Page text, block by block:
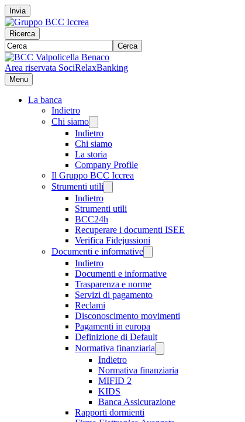
Invia
Ricerca
Cerca
Area riservata SociRelaxBanking
Menu
La banca
Indietro
Chi siamo
Indietro
Chi siamo
La storia
Company Profile
Il Gruppo BCC Iccrea
Strumenti utili
Indietro
Strumenti utili
BCC24h
Recuperare i documenti ISEE
Verifica Fidejussioni
Documenti e informative
Indietro
Documenti e informative
Trasparenza e norme
Servizi di pagamento
Reclami
Disconoscimento movimenti
Pagamenti in europa
Definizione di Default
Normativa finanziaria
Indietro
Normativa finanziaria
MIFID 2
KIDS
Banca Assicurazione
Rapporti dormienti